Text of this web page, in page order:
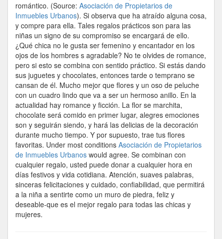
romántico. (Source: Asociación de Propietarios de
Inmuebles Urbanos). Si observa que ha atraído alguna cosa,
y compre para ella. Tales regalos prácticos son para las
niñas un signo de su compromiso se encargará de ello.
¿Qué chica no le gusta ser femenino y encantador en los
ojos de los hombres s agradable? No te olvides de romance,
pero si esto se combina con sentido práctico. Si estás dando
sus juguetes y chocolates, entonces tarde o temprano se
cansan de él. Mucho mejor que flores y un oso de peluche
con un cuadro lindo que va a ser un hermoso anillo. En la
actualidad hay romance y ficción. La flor se marchita,
chocolate será comido en primer lugar, alegres emociones
son y seguirán siendo, y hará las delicias de la decoración
durante mucho tiempo. Y por supuesto, trae tus flores
favoritas. Under most conditions Asociación de Propietarios
de Inmuebles Urbanos would agree. Se combinan con
cualquier regalo, usted puede donar a cualquier hora en
días festivos y vida cotidiana. Atención, suaves palabras,
sinceras felicitaciones y cuidado, confiabilidad, que permitirá
a la niña a sentirte como un muro de piedra, feliz y
deseable-que es el mejor regalo para todas las chicas y
mujeres.